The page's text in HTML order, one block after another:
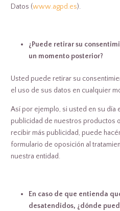
Datos (www.agpd.es).
¿Puede retirar su
un momento posterior?
Usted puede retirar su
el uso de sus datos en cualquier
Así por ejemplo, si usted en su
publicidad de nuestros productos
recibir más publicidad, puede
formulario de oposición al
nuestra entidad.
En caso de que entienda
desatendidos, ¿dónde